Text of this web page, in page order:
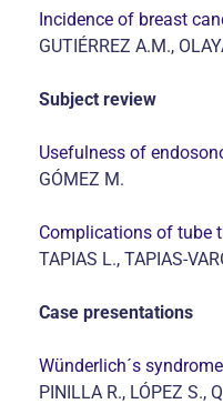
Incidence of breast
GUTIÉRREZ A.M.,
Subject review
Usefulness of
GÓMEZ M.
Complications of tube
TAPIAS L., TAPIAS-
Case presentations
Wünderlich´s
PINILLA R., LÓPEZ S.,